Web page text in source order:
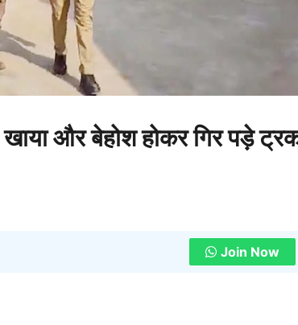
और बेहोश होकर गिर पड़े
Join Now